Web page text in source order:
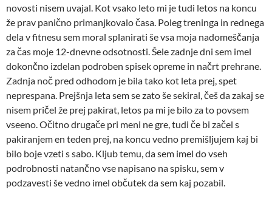
novosti nisem uvajal. Kot vsako leto mi je tudi letos na koncu
že prav panično primanjkovalo časa. Poleg treninga in rednega
dela v fitnesu sem moral splanirati še vsa moja nadomeščanja
za čas moje 12-dnevne odsotnosti. Šele zadnje dni sem imel
dokončno izdelan podroben spisek opreme in načrt prehrane.
Zadnja noč pred odhodom je bila tako kot leta prej, spet
neprespana. Prejšnja leta sem se zato še sekiral, češ da zakaj se
nisem pričel že prej pakirat, letos pa mi je bilo za to povsem
vseeno. Očitno drugače pri meni ne gre, tudi če bi začel s
pakiranjem en teden prej, na koncu vedno premišljujem kaj bi
bilo boje vzeti s sabo. Kljub temu, da sem imel do vseh
podrobnosti natančno vse napisano na spisku, sem v
podzavesti še vedno imel občutek da sem kaj pozabil.